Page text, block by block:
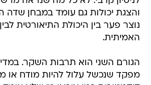
והצגת יכולות גם עומד במבחן שדה
נוצר פער בין היכולת התיאורטית
האמיתית.
הגורם השני הוא תרבות השקר.
מפקד שנכשל עלול להיות מודח או